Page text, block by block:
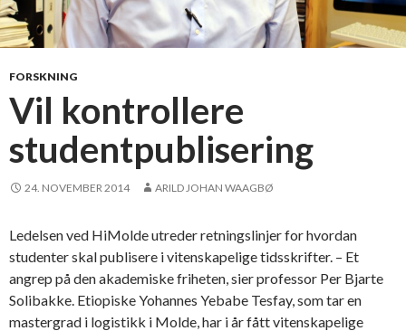
FORSKNING
Vil kontrollere
studentpublisering
24. NOVEMBER 2014 ARILD JOHAN WAAGBØ
Ledelsen ved HiMolde utreder retningslinjer for hvordan
studenter skal publisere i vitenskapelige tidsskrifter. – Et
angrep på den akademiske friheten, sier professor Per Bjarte
Solibakke. Etiopiske Yohannes Yebabe Tesfay, som tar en
mastergrad i logistikk i Molde, har i år fått vitenskapelige